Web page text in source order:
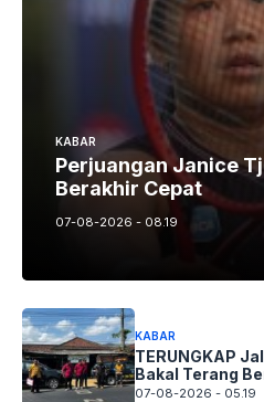
KABAR
Perjuangan Janice
Berakhir Cepat
07-08-2026 - 08.19
KABAR
TERUNGKAP
Bakal Terang
07-08-2026 - 05.19